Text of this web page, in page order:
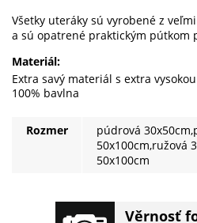
Věrnosť
Všetky uteráky sú vyrobené z
a sú opatrené praktickým pútkom
Materiál:
Extra savý materiál s extra
100% bavlna
Rozmer
púdrová
50x100cm,ružová
50x100cm